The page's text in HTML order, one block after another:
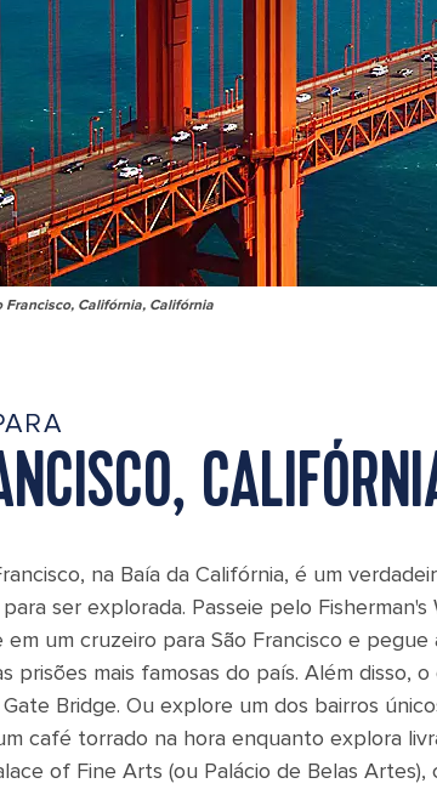
Francisco, Califórnia, Califórnia
na Baía da Califórnia, é um
ser explorada. Passeie pelo
em um cruzeiro para São Francisco e
prisões mais famosas do país. Além disso,
Bridge. Ou explore um dos bairros
café torrado na hora enquanto explora
of Fine Arts (ou Palácio de Belas